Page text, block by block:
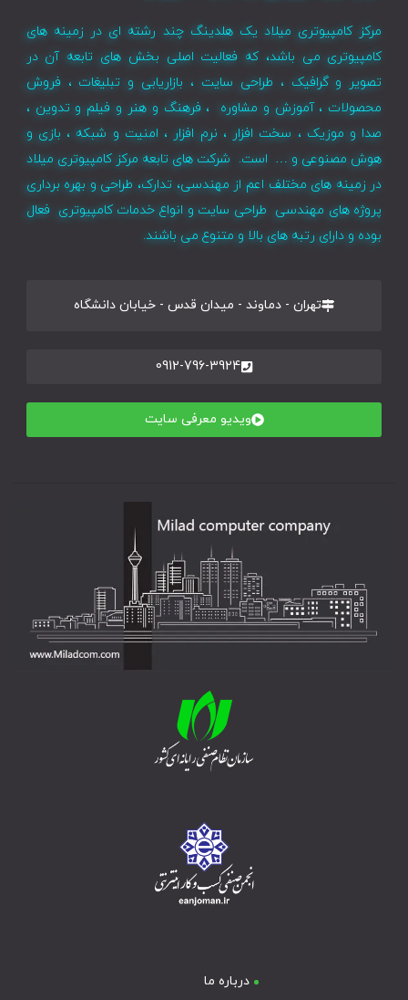
مرکز کامپیوتری میلاد یک هلدینگ چند رشته ای در زمینه های
کامپیوتری می باشد، که فعالیت اصلی بخش های تابعه آن در
تصویر و گرافیک ، طراحی سایت ، بازاریابی و تبلیغات ، فروش
محصولات ، آموزش و مشاوره ، فرهنگ و هنر و فیلم و تدوین ،
صدا و موزیک ، سخت افزار ، نرم افزار ، امنیت و شبکه ، بازی و
هوش مصنوعی و … است. شرکت های تابعه مرکز کامپیوتری میلاد
در زمینه های مختلف اعم از مهندسی، تدارک، طراحی و بهره برداری
پروژه های مهندسی طراحی سایت و انواع خدمات کامپیوتری فعال
بوده و دارای رتبه های بالا و متنوع می باشند.
تهران - دماوند - میدان قدس - خیابان دانشگاه
0912-796-3924
ویدیو معرفی سایت
درباره ما